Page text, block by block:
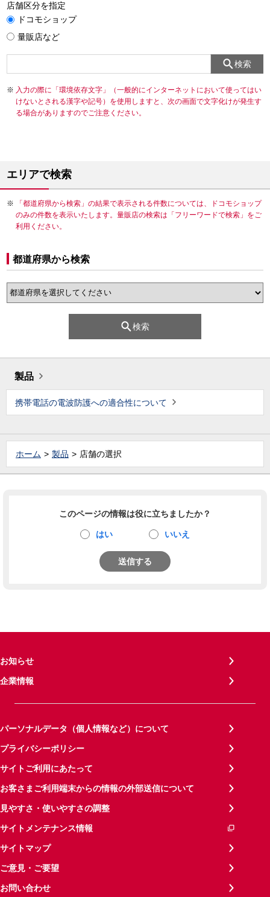
店舗区分を指定
ドコモショップ
量販店など
検索
入力の際に「環境依存文字」（一般的にインターネットにおいて使ってはい
けないとされる漢字や記号）を使用しますと、次の画面で文字化けが発生す
る場合がありますのでご注意ください。
エリアで検索
「都道府県から検索」の結果で表示される件数については、ドコモショップ
のみの件数を表示いたします。量販店の検索は「フリーワードで検索」をご
利用ください。
都道府県から検索
検索
製品
携帯電話の電波防護への適合性について
ホーム 製品 店舗の選択
このページの情報は役に立ちましたか？
はい いいえ
送信する
お知らせ
企業情報
パーソナルデータ（個人情報など）について
プライバシーポリシー
サイトご利用にあたって
お客さまご利用端末からの情報の外部送信について
見やすさ・使いやすさの調整
サイトメンテナンス情報
サイトマップ
ご意見・ご要望
お問い合わせ